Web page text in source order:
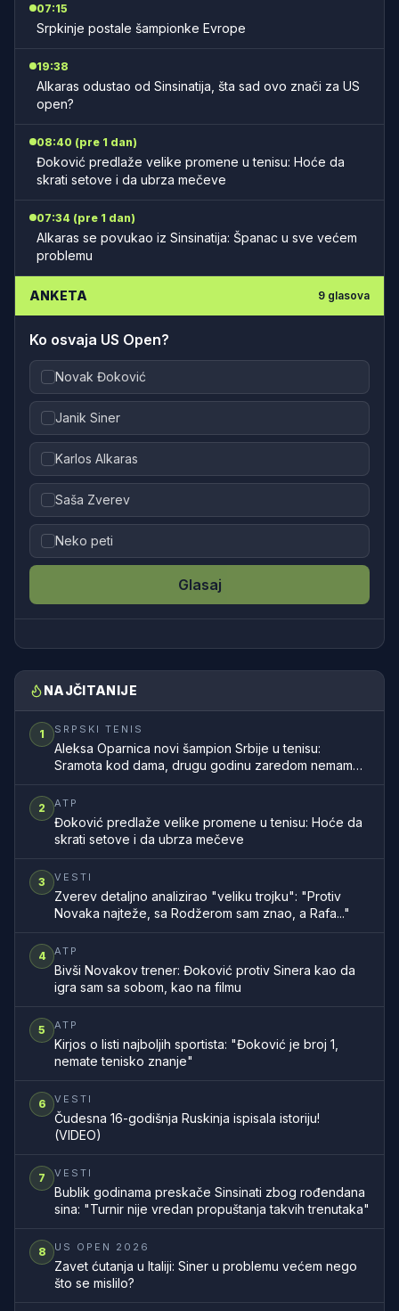
07:15
Srpkinje postale šampionke Evrope
19:38
Alkaras odustao od Sinsinatija, šta sad ovo znači za US
open?
08:40 (pre 1 dan)
Đoković predlaže velike promene u tenisu: Hoće da
skrati setove i da ubrza mečeve
07:34 (pre 1 dan)
Alkaras se povukao iz Sinsinatija: Španac u sve većem
problemu
ANKETA 9 glasova
Ko osvaja US Open?
Novak Đoković
Janik Siner
Karlos Alkaras
Saša Zverev
Neko peti
Glasaj
NAJČITANIJE
1 SRPSKI TENIS
Aleksa Oparnica novi šampion Srbije u tenisu:
Sramota kod dama, drugu godinu zaredom nemamo
2 ATP
Đoković predlaže velike promene u tenisu: Hoće da
skrati setove i da ubrza mečeve
3 VESTI
Zverev detaljno analizirao "veliku trojku": "Protiv
Novaka najteže, sa Rodžerom sam znao, a Rafa..."
4 ATP
Bivši Novakov trener: Đoković protiv Sinera kao da
igra sam sa sobom, kao na filmu
5 ATP
Kirjos o listi najboljih sportista: "Đoković je broj 1,
nemate tenisko znanje"
6 VESTI
Čudesna 16-godišnja Ruskinja ispisala istoriju!
(VIDEO)
7 VESTI
Bublik godinama preskače Sinsinati zbog rođendana
sina: "Turnir nije vredan propuštanja takvih trenutaka"
8 US OPEN 2026
Zavet ćutanja u Italiji: Siner u problemu većem nego
što se mislilo?